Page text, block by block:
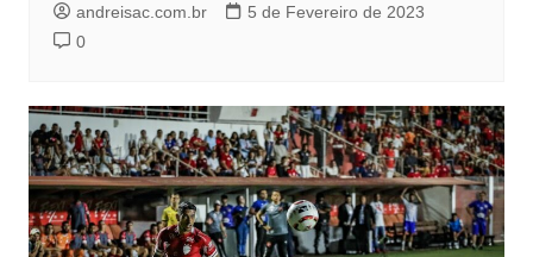
andreisac.com.br
5 de Fevereiro de 2023
0